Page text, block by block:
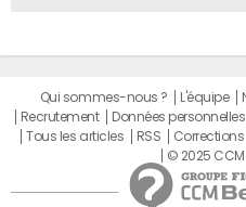
Qui sommes-nous ? L'équipe
Recrutement
Données personnelles
Tous les articles
RSS Corrections
© 2025